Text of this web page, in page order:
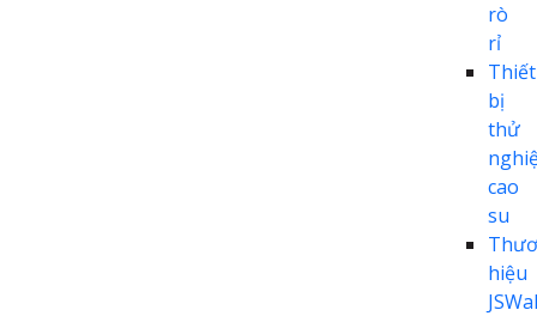
rò
rỉ
Thiết
bị
thử
cao
su
hiệu